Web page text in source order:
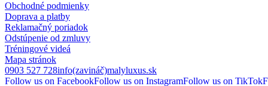
Obchodné podmienky
Doprava a platby
Reklamačný poriadok
Odstúpenie od zmluvy
Tréningové videá
Mapa stránok
0903 527 728info(zavináč)malyluxus.sk
Follow us on FacebookFollow us on InstagramFollow us on TikTok